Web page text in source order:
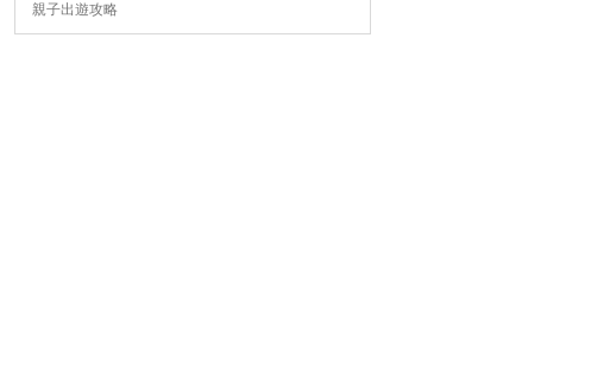
親子出遊攻略